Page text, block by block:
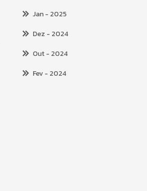
Jan- 2025
Dez - 2024
Out- 2024
Fev- 2024